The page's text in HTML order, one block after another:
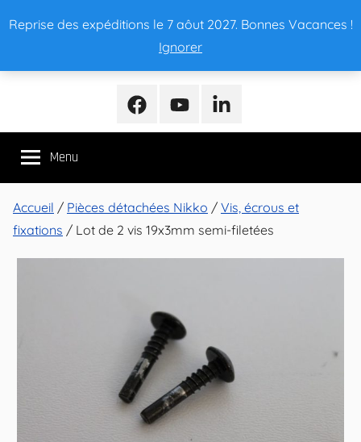
Reprise des expéditions le 7 aôut 2027. Bonnes Vacances !
Ignorer
au
NikkoMania
Véhicules
Nikko
Evo
Pro-
FacebookYoutubeLinkedIn
Menu
Accueil / Pièces détachées Nikko / Vis, écrous et
fixations / Lot de 2 vis 19x3mm semi-filetées